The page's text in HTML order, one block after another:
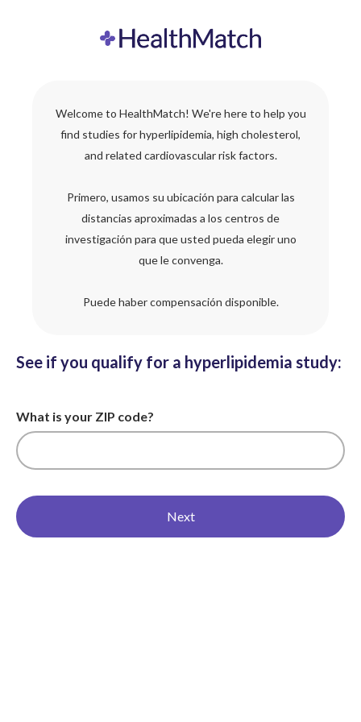
Welcome to HealthMatch! We're here to help you
find studies for hyperlipidemia, high cholesterol,
and related cardiovascular risk factors.
Primero, usamos su ubicación para calcular las
distancias aproximadas a los centros de
investigación para que usted pueda elegir uno
que le convenga.
Puede haber compensación disponible.
See if you qualify for a hyperlipidemia study:
What is your ZIP code?